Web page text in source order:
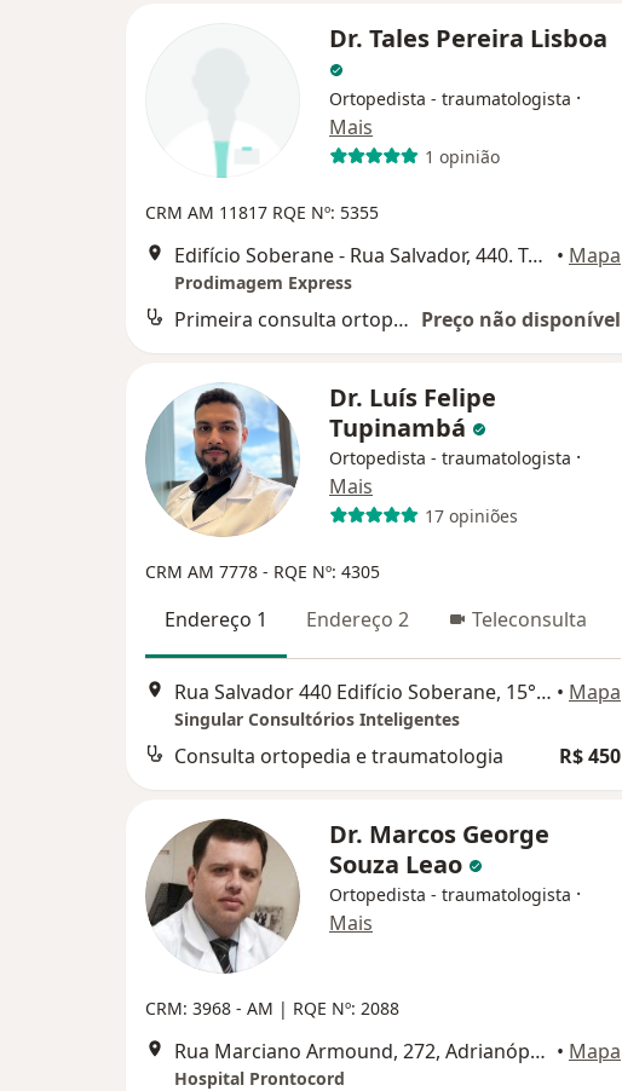
Dr. Tales Pereira Lisboa
Ortopedista - traumatologista ·
Mais
1 opinião
CRM AM 11817 RQE Nº: 5355
Edifício Soberane - Rua Salvador, 440. Térreo Mall, Sala 114 - Adrianópolis, Manaus • Mapa
Prodimagem Express
Primeira consulta ortopedia e traumatologia Preço não disponível
Dr. Luís Felipe
Tupinambá
Ortopedista - traumatologista ·
Mais
17 opiniões
CRM AM 7778 - RQE Nº: 4305
Endereço 1 Endereço 2 Teleconsulta
Rua Salvador 440 Edifício Soberane, 15° andar, sala 1512, Manaus • Mapa
Singular Consultórios Inteligentes
Consulta ortopedia e traumatologia R$ 450
Dr. Marcos George
Souza Leao
Ortopedista - traumatologista ·
Mais
CRM: 3968 - AM | RQE Nº: 2088
Rua Marciano Armound, 272, Adrianópolis,, Manaus • Mapa
Hospital Prontocord